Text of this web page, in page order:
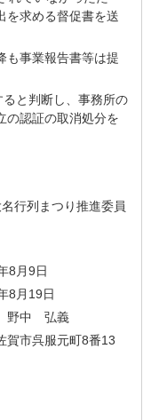
を求める督促書を送
も事業報告書等は提
と判断し、事務所の
の認証の取消処分を
行列まつり推進委員
9日
19日
弘義
呉服元町8番13